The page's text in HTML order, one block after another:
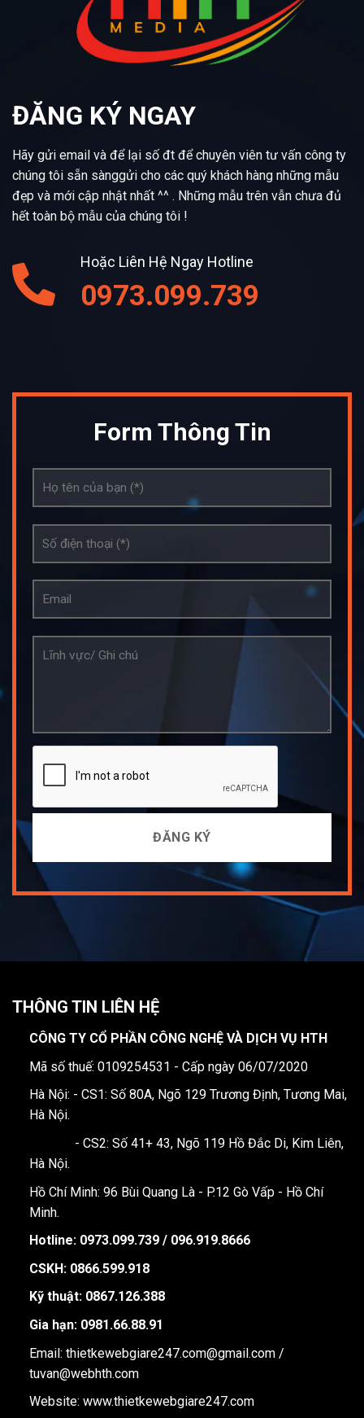
ĐĂNG KÝ NGAY
Hãy gửi email và để lại số đt để chuyên viên tư vấn công ty
chúng tôi sẵn sànggửi cho các quý khách hàng những mẫu
đẹp và mới cập nhật nhất ^^ . Những mẫu trên vẫn chưa đủ
hết toàn bộ mẫu của chúng tôi !
Hoặc Liên Hệ Ngay Hotline
0973.099.739
Form Thông Tin
THÔNG TIN LIÊN HỆ
CÔNG TY CỔ PHẦN CÔNG NGHỆ VÀ DỊCH VỤ HTH
Mã số thuế: 0109254531 - Cấp ngày 06/07/2020
Hà Nội: - CS1: Số 80A, Ngõ 129 Trương Định, Tương Mai,
Hà Nội.
- CS2: Số 41+ 43, Ngõ 119 Hồ Đắc Di, Kim Liên,
Hà Nội.
Hồ Chí Minh: 96 Bùi Quang Là - P.12 Gò Vấp - Hồ Chí
Minh.
Hotline: 0973.099.739 / 096.919.8666
CSKH: 0866.599.918
Kỹ thuật: 0867.126.388
Gia hạn: 0981.66.88.91
Email: thietkewebgiare247.com@gmail.com /
tuvan@webhth.com
Website: www.thietkewebgiare247.com